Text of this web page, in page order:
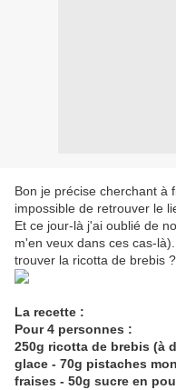
Bon je précise cherchant à
impossible de retrouver le
Et ce jour-là j'ai oublié de
m'en veux dans ces cas-
trouver la ricotta de brebis
La recette :
Pour 4 personnes :
250g ricotta de brebis (à
glace - 70g pistaches
fraises - 50g sucre en